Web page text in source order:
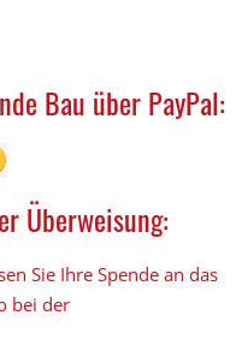
Bau über PayPal:
Überweisung:
Sie Ihre Spende an das
bei der